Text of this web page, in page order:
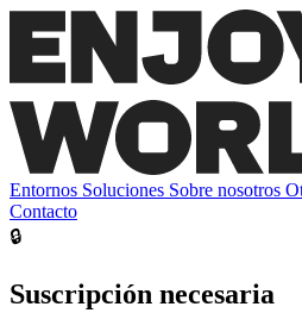
Entornos Soluciones Sobre nosotros
Contacto
🔒
Suscripción necesaria